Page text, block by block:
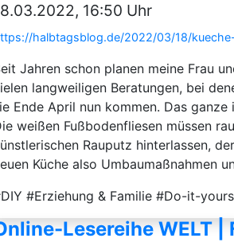
16:50 Uhr
halbtagsblog.de/2022/03/18/
Jahren schon planen meine Frau
langweiligen Beratungen, bei
Ende April nun kommen. Das
weißen Fußbodenfliesen müssen
Rauputz hinterlassen,
Küche also Umbaumaßnahmen
#Erziehung & Familie #Do-it-
Lesereihe WELT |